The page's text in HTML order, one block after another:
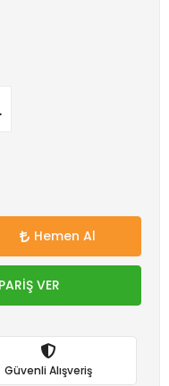
Hemen Al
VER
Güvenli Alışveriş